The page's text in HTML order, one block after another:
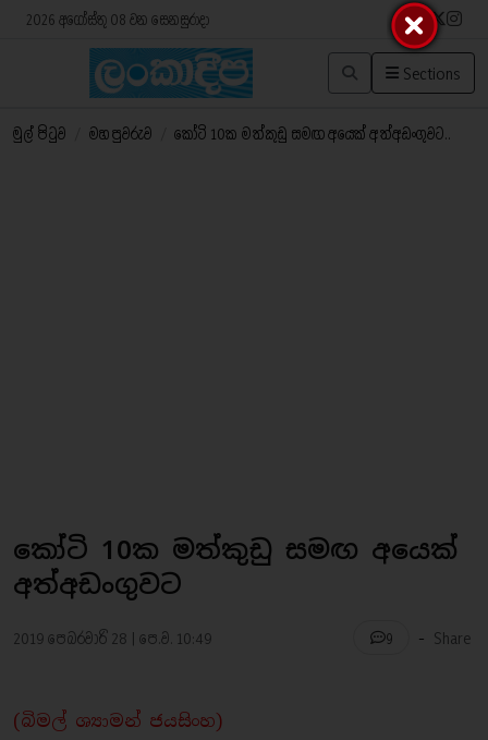
2026 අගෝස්තු 08 වන සෙනසුරාදා
Sections
මුල් පිටුව මහ පුවරුව කෝටි 10ක මත්කුඩු සමඟ අයෙක් අත්අඩංගුවට..
කෝටි 10ක මත්කුඩු සමඟ අයෙක්
අත්අඩංගුවට
2019 පෙබරවාරි 28 | පෙ.ව. 10:49 9 - Share
(බිමල් ශ්‍යාමන් ජයසිංහ)